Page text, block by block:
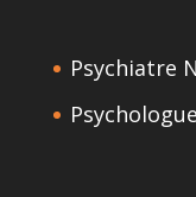
Psychiatre